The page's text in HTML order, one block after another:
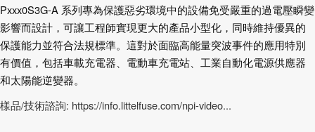
Pxxx0S3G-A 系列專為保護惡劣環境中的設備免受嚴重的過電壓瞬變
影響而設計，可讓工程師實現更大的產品小型化，同時維持優異的
保護能力並符合法規標準。這對於面臨高能量突波事件的應用特別
有價值，包括車載充電器、電動車充電站、工業自動化電源供應器
和太陽能逆變器。
樣品/技術諮詢: https://info.littelfuse.com/npi-video...